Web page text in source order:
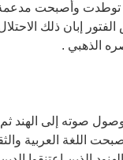
توطدت وأصبحت
إبان ذلك
الذهبي .
صوته إلى الهند ثم
شمالي الهند العربي في نحو سنة 91